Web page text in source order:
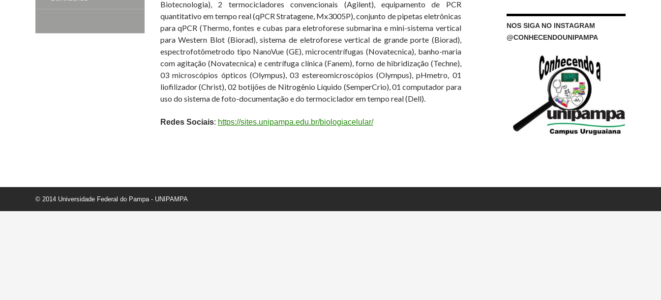
Biotecnologia), 2 termocicladores convencionais (Agilent), equipamento de PCR
quantitativo em tempo real (qPCR Stratagene, Mx3005P), conjunto de pipetas eletrônicas
para qPCR (Thermo, fontes e cubas para eletroforese submarina e mini-sistema vertical
para Western Blot (Biorad), sistema de eletroforese vertical de grande porte (Biorad),
espectrofotômetrodo tipo NanoVue (GE), microcentrífugas (Novatecnica), banho-maria
com agitação (Novatecnica) e centrífuga clínica (Fanem), forno de hibridização (Techne),
03 microscópios ópticos (Olympus), 03 estereomicroscópios (Olympus), pHmetro, 01
liofilizador (Christ), 02 botijões de Nitrogênio Líquido (SemperCrio), 01 computador para
uso do sistema de foto-documentação e do termociclador em tempo real (Dell).
Redes Sociais: https://sites.unipampa.edu.br/biologiacelular/
NOS SIGA NO INSTAGRAM
@CONHECENDOUNIPAMPA
© 2014 Universidade Federal do Pampa - UNIPAMPA